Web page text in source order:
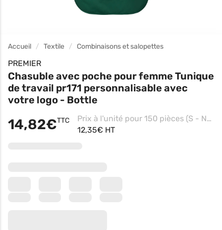
Accueil Textile Combinaisons et salopettes
PREMIER
Chasuble avec poche pour femme Tunique
de travail pr171 personnalisable avec
votre logo - Bottle
14,82€TTC
Prix à l'unité pour 150 pièces (S - Navy, Impression coeur)
12,35€ HT